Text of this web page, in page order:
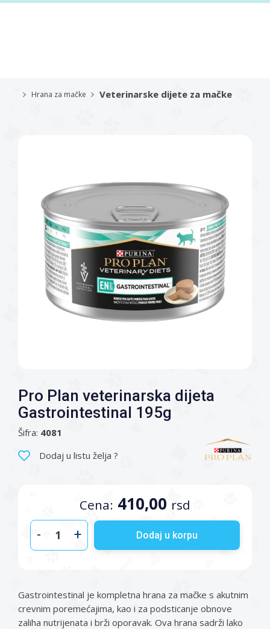
Hrana za mačke Veterinarske dijete za mačke
Pro Plan veterinarska dijeta
Gastrointestinal 195g
Šifra: 4081
Dodaj u listu želja ?
Cena: 410,00 rsd
- + Dodaj u korpu
Gastrointestinal je kompletna hrana za mačke s akutnim
crevnim poremećajima, kao i za podsticanje obnove
zaliha nutrijenata i brži oporavak. Ova hrana sadrži lako